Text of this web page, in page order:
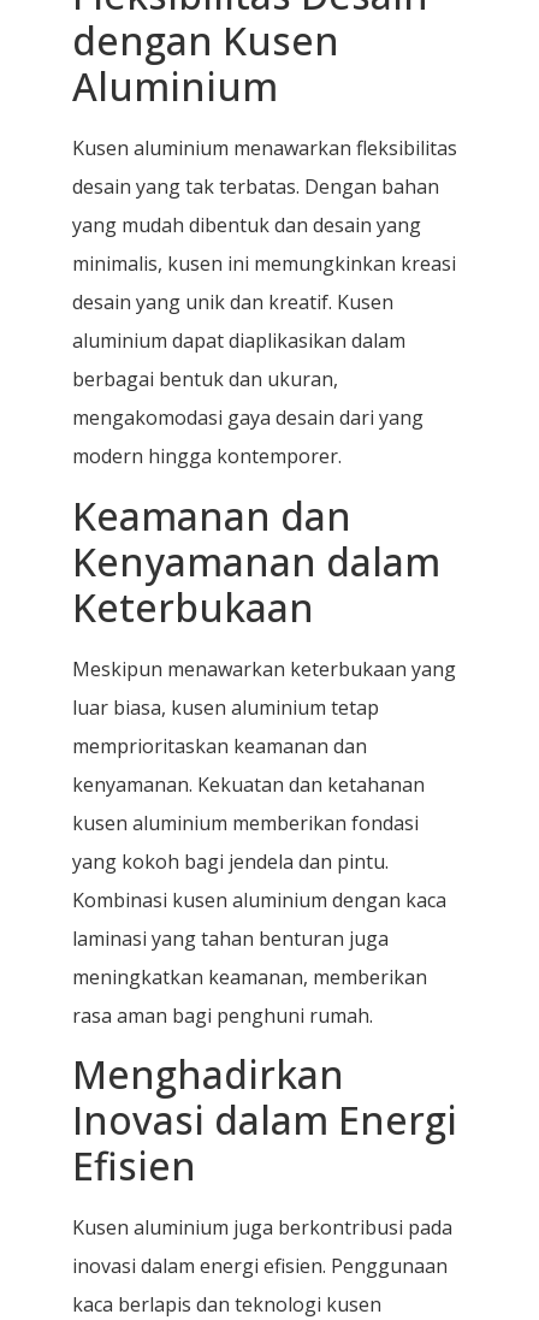
dengan Kusen
Aluminium
Kusen aluminium menawarkan fleksibilitas
desain yang tak terbatas. Dengan bahan
yang mudah dibentuk dan desain yang
minimalis, kusen ini memungkinkan kreasi
desain yang unik dan kreatif. Kusen
aluminium dapat diaplikasikan dalam
berbagai bentuk dan ukuran,
mengakomodasi gaya desain dari yang
modern hingga kontemporer.
Keamanan dan
Kenyamanan dalam
Keterbukaan
Meskipun menawarkan keterbukaan yang
luar biasa, kusen aluminium tetap
memprioritaskan keamanan dan
kenyamanan. Kekuatan dan ketahanan
kusen aluminium memberikan fondasi
yang kokoh bagi jendela dan pintu.
Kombinasi kusen aluminium dengan kaca
laminasi yang tahan benturan juga
meningkatkan keamanan, memberikan
rasa aman bagi penghuni rumah.
Menghadirkan
Inovasi dalam Energi
Efisien
Kusen aluminium juga berkontribusi pada
inovasi dalam energi efisien. Penggunaan
kaca berlapis dan teknologi kusen